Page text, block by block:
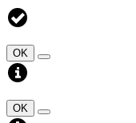
OK
OK